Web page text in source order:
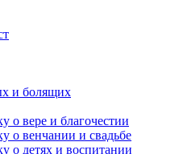
и болящих
о вере и благочестии
о венчании и свадьбе
о детях и воспитании